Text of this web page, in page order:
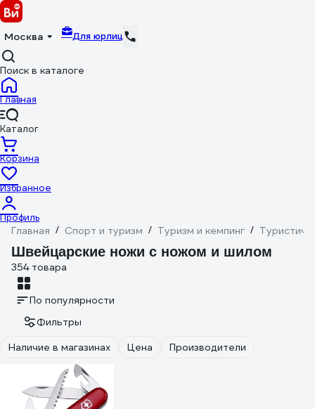
Москва Для юрлиц
Поиск в каталоге
Главная
Каталог
Корзина
Избранное
Профиль
Главная / Спорт и туризм / Туризм и кемпинг /
Швейцарские ножи с ножом и шилом
354 товара
По популярности
Фильтры
Наличие в магазинах
Цена Производители